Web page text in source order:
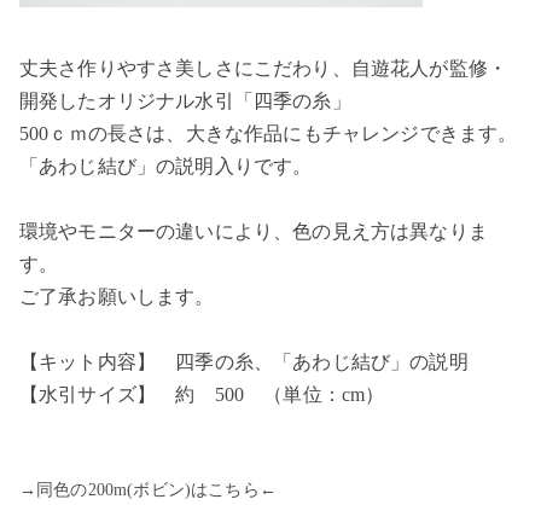
丈夫さ作りやすさ美しさにこだわり、自遊花人が監修・
開発したオリジナル水引「四季の糸」
500ｃｍの長さは、大きな作品にもチャレンジできます。
「あわじ結び」の説明入りです。
環境やモニターの違いにより、色の見え方は異なりま
す。
ご了承お願いします。
【キット内容】 四季の糸、「あわじ結び」の説明
【水引サイズ】 約 500 （単位：cm）
→同色の200m(ボビン)はこちら←